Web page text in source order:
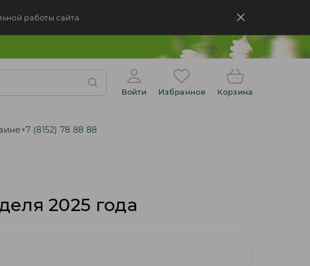
работы сайта.
Войти Избранное Корзина
+7 (8152) 78 88 88
2025 года